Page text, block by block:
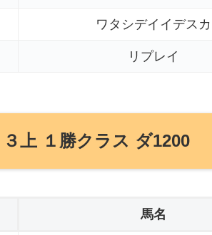
ワタシデイイデスカ
リプレイ
上 １勝クラス ダ1200
馬名